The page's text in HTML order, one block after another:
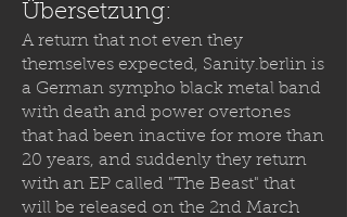
Übersetzung:
A return that not even they
themselves expected, Sanity.berlin is
a German sympho black metal band
with death and power overtones
that had been inactive for more than
20 years, and suddenly they return
with an EP called "The Beast" that
will be released on the 2nd March